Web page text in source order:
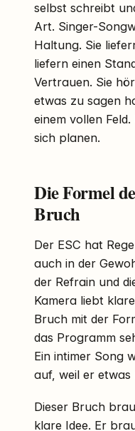
selbst schreibt
Art. Singer-
Haltung. Sie
liefern einen
Vertrauen. Sie
etwas zu sagen
einem vollen
sich planen.
Die Formel
Bruch
Der ESC hat
auch in der
der Refrain und
Kamera liebt
Bruch mit der
das Programm
Ein intimer Song
auf, weil er etwas
Dieser Bruch
klare Idee. Er